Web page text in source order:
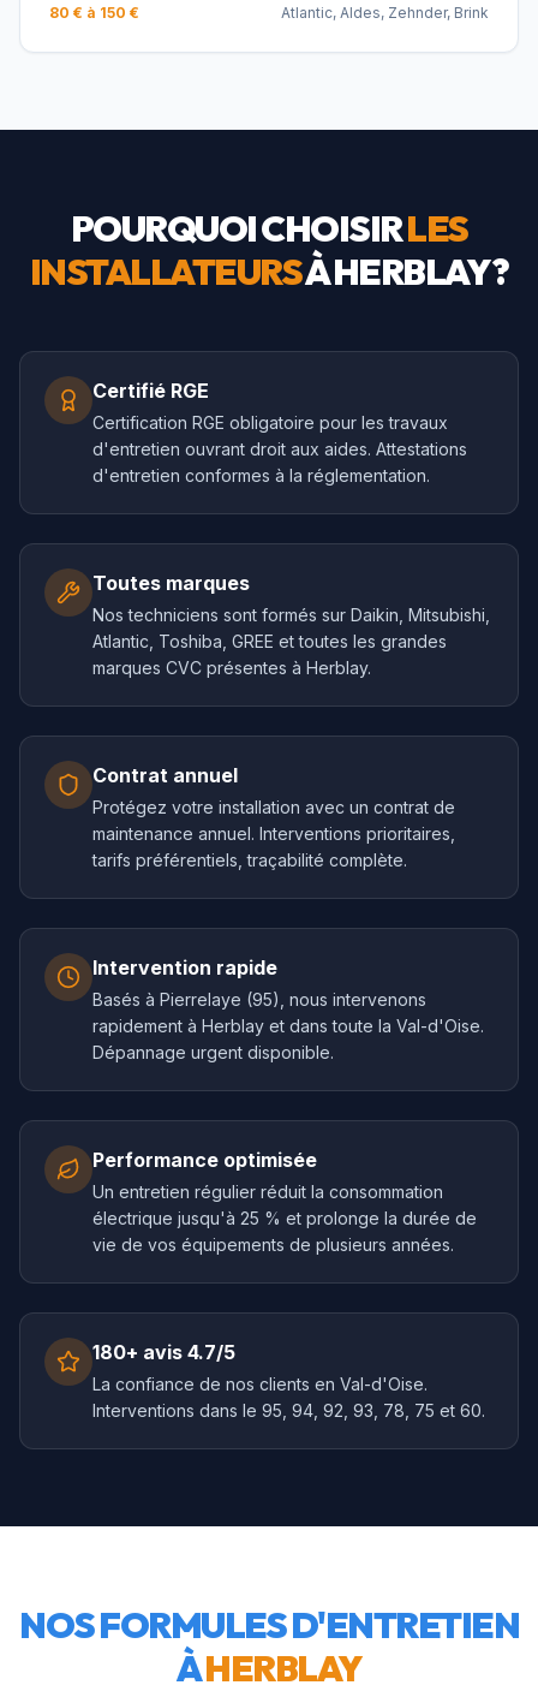
80 € à 150 € Atlantic, Aldes, Zehnder, Brink
POURQUOI CHOISIRLES
INSTALLATEURSÀHERBLAY?
Certifié RGE
Certification RGE obligatoire pour les travaux
d'entretien ouvrant droit aux aides. Attestations
d'entretien conformes à la réglementation.
Toutes marques
Nos techniciens sont formés sur Daikin, Mitsubishi,
Atlantic, Toshiba, GREE et toutes les grandes
marques CVC présentes à Herblay.
Contrat annuel
Protégez votre installation avec un contrat de
maintenance annuel. Interventions prioritaires,
tarifs préférentiels, traçabilité complète.
Intervention rapide
Basés à Pierrelaye (95), nous intervenons
rapidement à Herblay et dans toute la Val-d'Oise.
Dépannage urgent disponible.
Performance optimisée
Un entretien régulier réduit la consommation
électrique jusqu'à 25 % et prolonge la durée de
vie de vos équipements de plusieurs années.
180+ avis 4.7/5
La confiance de nos clients en Val-d'Oise.
Interventions dans le 95, 94, 92, 93, 78, 75 et 60.
NOS FORMULES D'ENTRETIEN
ÀHERBLAY